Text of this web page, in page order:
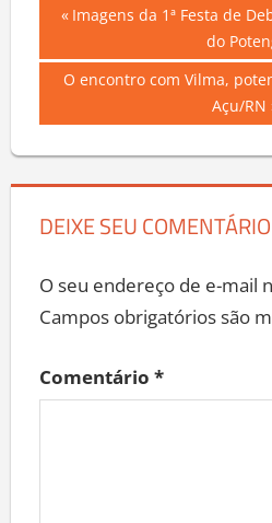
Navegação
de
Previous
Imagens da 1ª Festa de
do
Next
O encontro com Vilma,
Açu/RN
DEIXE SEU COMENTÁRIO
O seu endereço de e-mail
Campos obrigatórios são
Comentário *